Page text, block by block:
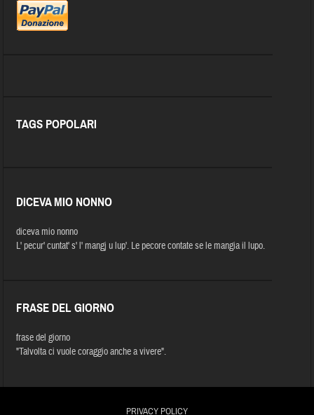
TAGS POPOLARI
DICEVA MIO NONNO
diceva mio nonno
L' pecur' cuntat' s' l' mangj u lup'. Le pecore contate se le mangia il lupo.
FRASE DEL GIORNO
frase del giorno
"Talvolta ci vuole coraggio anche a vivere".
PRIVACY POLICY